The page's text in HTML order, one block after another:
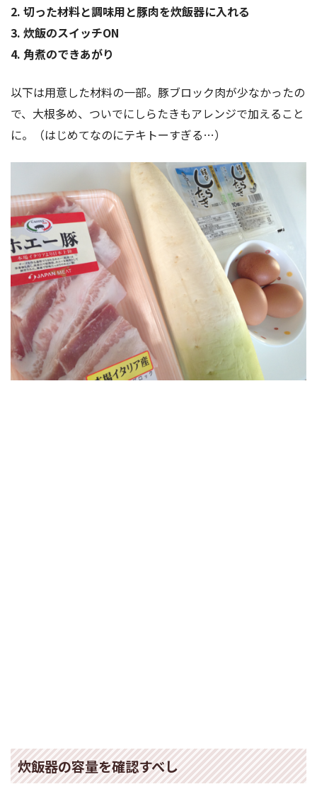
2. 切った材料と調味用と豚肉を炊飯器に入れる
3. 炊飯のスイッチON
4. 角煮のできあがり
以下は用意した材料の一部。豚ブロック肉が少なかったの
で、大根多め、ついでにしらたきもアレンジで加えること
に。（はじめてなのにテキトーすぎる…）
炊飯器の容量を確認すべし